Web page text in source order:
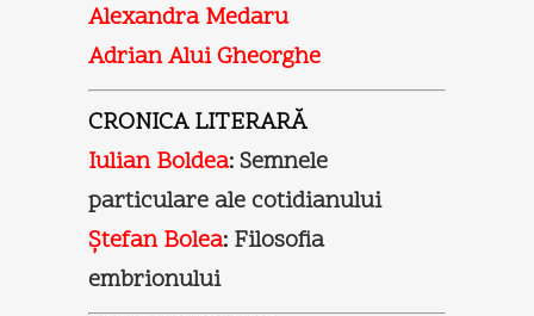
Alexandra Medaru
Adrian Alui Gheorghe
CRONICA LITERARĂ
Iulian Boldea:Semnele
particulare ale cotidianului
Ştefan Bolea: Filosofia
embrionului